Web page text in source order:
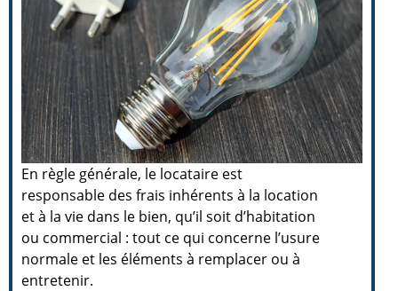
En règle générale, le locataire est
responsable des frais inhérents à la location
et à la vie dans le bien, qu’il soit d’habitation
ou commercial : tout ce qui concerne l’usure
normale et les éléments à remplacer ou à
entretenir.